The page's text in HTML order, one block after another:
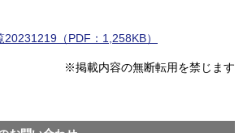
20231219（PDF：1,258KB）
※掲載内容の無断転用を禁じます